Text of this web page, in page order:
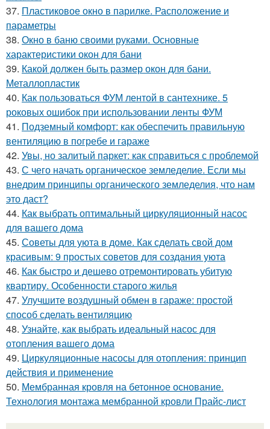
37. Пластиковое окно в парилке. Расположение и
параметры
38. Окно в баню своими руками. Основные
характеристики окон для бани
39. Какой должен быть размер окон для бани.
Металлопластик
40. Как пользоваться ФУМ лентой в сантехнике. 5
роковых ошибок при использовании ленты ФУМ
41. Подземный комфорт: как обеспечить правильную
вентиляцию в погребе и гараже
42. Увы, но залитый паркет: как справиться с проблемой
43. С чего начать органическое земледелие. Если мы
внедрим принципы органического земледелия, что нам
это даст?
44. Как выбрать оптимальный циркуляционный насос
для вашего дома
45. Советы для уюта в доме. Как сделать свой дом
красивым: 9 простых советов для создания уюта
46. Как быстро и дешево отремонтировать убитую
квартиру. Особенности старого жилья
47. Улучшите воздушный обмен в гараже: простой
способ сделать вентиляцию
48. Узнайте, как выбрать идеальный насос для
отопления вашего дома
49. Циркуляционные насосы для отопления: принцип
действия и применение
50. Мембранная кровля на бетонное основание.
Технология монтажа мембранной кровли Прайс-лист